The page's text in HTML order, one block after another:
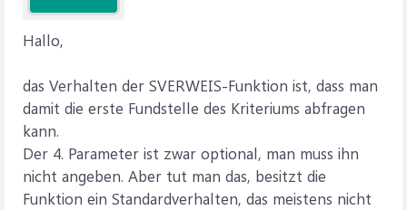
Hallo,
das Verhalten der SVERWEIS-Funktion ist, dass man
damit die erste Fundstelle des Kriteriums abfragen
kann.
Der 4. Parameter ist zwar optional, man muss ihn
nicht angeben. Aber tut man das, besitzt die
Funktion ein Standardverhalten, das meistens nicht